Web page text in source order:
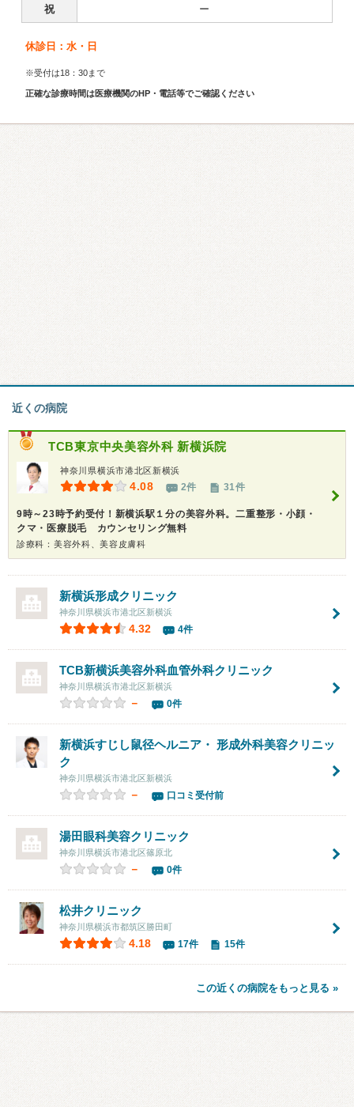
祝 ー
休診日：水・日
※受付は18：30まで
正確な診療時間は医療機関のHP・電話等でご確認ください
近くの病院
TCB東京中央美容外科 新横浜院
神奈川県横浜市港北区新横浜
4.08 2件 31件
9時～23時予約受付！新横浜駅１分の美容外科。二重整形・小顔・
クマ・医療脱毛 カウンセリング無料
診療科：美容外科、美容皮膚科
新横浜形成クリニック
神奈川県横浜市港北区新横浜
4.32 4件
TCB新横浜美容外科血管外科クリニック
神奈川県横浜市港北区新横浜
－ 0件
新横浜すじし鼠径ヘルニア・ 形成外科美容クリニッ
ク
神奈川県横浜市港北区新横浜
－ 口コミ受付前
湯田眼科美容クリニック
神奈川県横浜市港北区篠原北
－ 0件
松井クリニック
神奈川県横浜市都筑区勝田町
4.18 17件 15件
この近くの病院をもっと見る »